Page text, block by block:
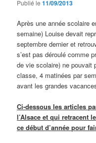
Publié le11/09/2013
Après une année scolaire
semaine) Louise devait
septembre dernier et
s’est pas déroulé comme
de vie scolaire) ne pouvait
classe, 4 matinées par
avant les grandes
Ci-dessous les articles
l’Alsace et qui retracent
ce début d’année pour